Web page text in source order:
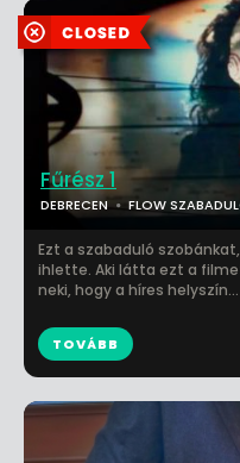
Fűrész 1
DEBRECEN FLOW
Ezt a szabaduló
ihlette. Aki látta ezt a
neki, hogy a híres helyszín...
TOVÁBB